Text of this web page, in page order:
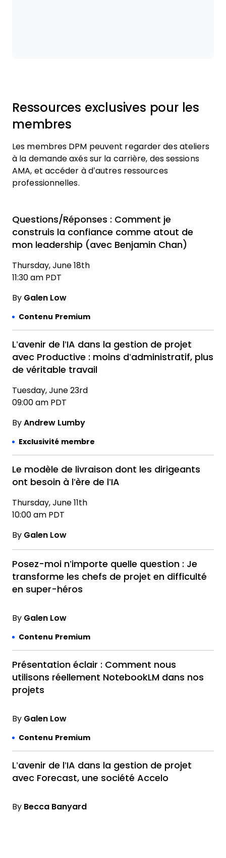
Ressources exclusives pour les
membres
Les membres DPM peuvent regarder des ateliers
à la demande axés sur la carrière, des sessions
AMA, et accéder à d’autres ressources
professionnelles.
Questions/Réponses : Comment je
construis la confiance comme atout de
mon leadership (avec Benjamin Chan)
Thursday, June 18th
11:30 am PDT
By Galen Low
Contenu Premium
L’avenir de l’IA dans la gestion de projet
avec Productive : moins d’administratif, plus
de véritable travail
Tuesday, June 23rd
09:00 am PDT
By Andrew Lumby
Exclusivité membre
Le modèle de livraison dont les dirigeants
ont besoin à l’ère de l’IA
Thursday, June 11th
10:00 am PDT
By Galen Low
Posez-moi n’importe quelle question : Je
transforme les chefs de projet en difficulté
en super-héros
By Galen Low
Contenu Premium
Présentation éclair : Comment nous
utilisons réellement NotebookLM dans nos
projets
By Galen Low
Contenu Premium
L’avenir de l’IA dans la gestion de projet
avec Forecast, une société Accelo
By Becca Banyard